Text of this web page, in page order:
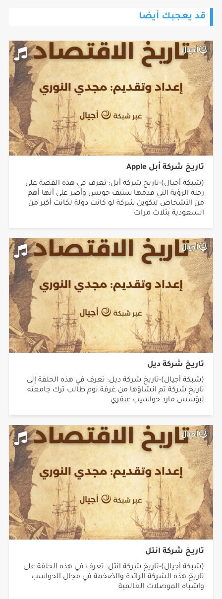
قد يعجبك أيضا
تاريخ شركة أبل Apple
(شبكة أجيال)-تاريخ شركة أبل: تعرف في هذه القصة على
رحلة الرؤية التي قدمها ستيف جوبس وأصر على أنها أهم
من الأشخاص لتكوين شركة لو كانت دولة لكانت أكبر من
السعودية بثلاث مرات
تاريخ شركة ديل
(شبكة أجيال)-تاريخ شركة ديل: تعرف في هذه الحلقة إلى
تاريخ شركة تم انشاؤها من غرفة نوم طالب ترك جامعته
ليؤسس مارد حواسيب عبقري
تاريخ شركة انتل
(شبكة أجيال)-تاريخ شركة انتل: تعرف في هذه الحلقة على
تاريخ هذه الشركة الرائدة والضخمة في مجال الحواسب
واشباه الموصلات العالمية